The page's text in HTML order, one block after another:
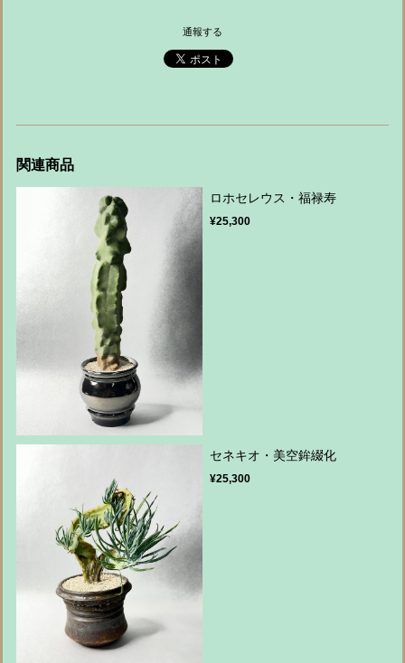
通報する
関連商品
ロホセレウス・福禄寿
¥25,300
セネキオ・美空鉾綴化
¥25,300